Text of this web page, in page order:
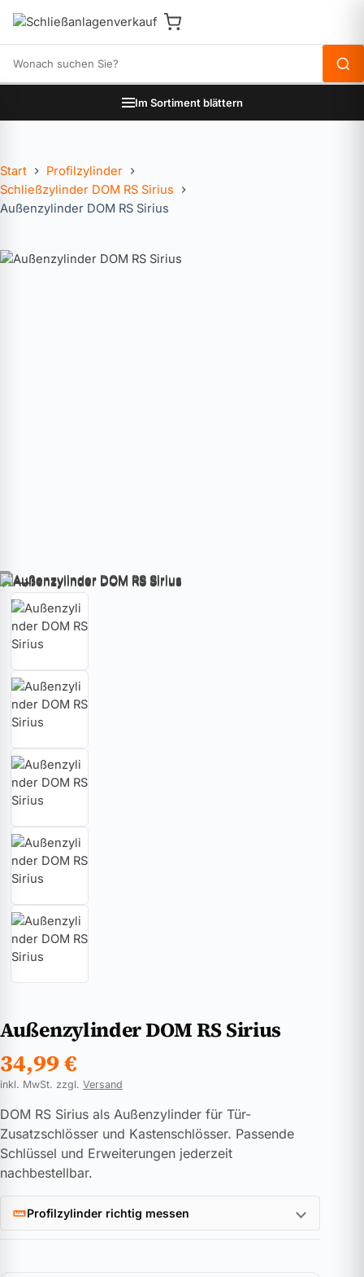
Im Sortiment blättern
Start
Profilzylinder
Schließzylinder DOM RS Sirius
Außenzylinder DOM RS Sirius
Außenzylinder DOM RS Sirius
34,99€
inkl. MwSt. zzgl. Versand
DOM RS Sirius als Außenzylinder für Tür-
Zusatzschlösser und Kastenschlösser. Passende
Schlüssel und Erweiterungen jederzeit
nachbestellbar.
Profilzylinder richtig messen